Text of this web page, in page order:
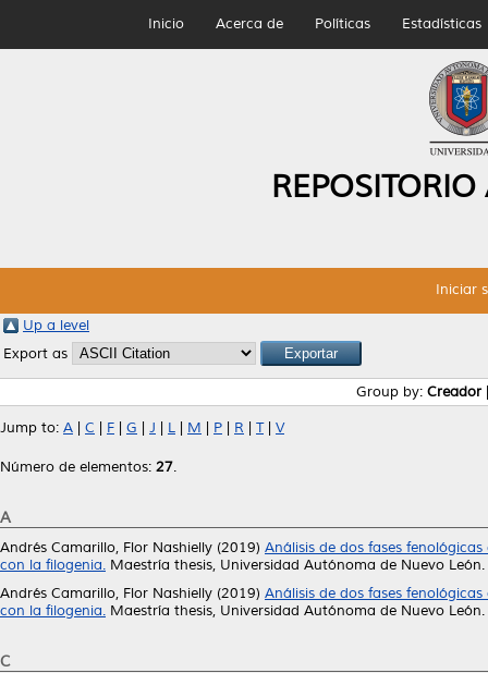
Inicio Acerca de Políticas Estadísticas
Iniciar
Up a level
Export as
Group by: Creador
Jump to: A C F G J L M P R T| V
Número de elementos: 27.
A
Andrés Camarillo, Flor Nashielly (2019) Análisis de dos fases
con la filogenia. Maestría thesis, Universidad Autónoma de Nuevo León.
Andrés Camarillo, Flor Nashielly (2019) Análisis de dos fases
con la filogenia. Maestría thesis, Universidad Autónoma de Nuevo León.
C